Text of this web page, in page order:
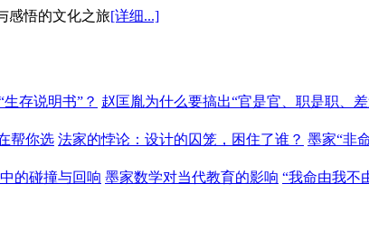
感悟的文化之旅[详细...]
存说明书”？ 赵匡胤为什么要搞出“官是官、职是职、
帮你选 法家的悖论：设计的囚笼，困住了谁？ 墨家“非
的碰撞与回响 墨家数学对当代教育的影响 “我命由我不